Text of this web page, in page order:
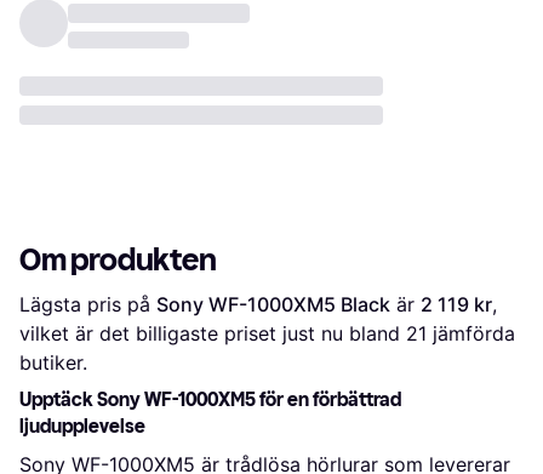
Om produkten
Lägsta pris på Sony WF-1000XM5 Black är 2 119 kr,
vilket är det billigaste priset just nu bland 21 jämförda
butiker.
Upptäck Sony WF-1000XM5 för en förbättrad
ljudupplevelse
Sony WF-1000XM5 är trådlösa hörlurar som levererar